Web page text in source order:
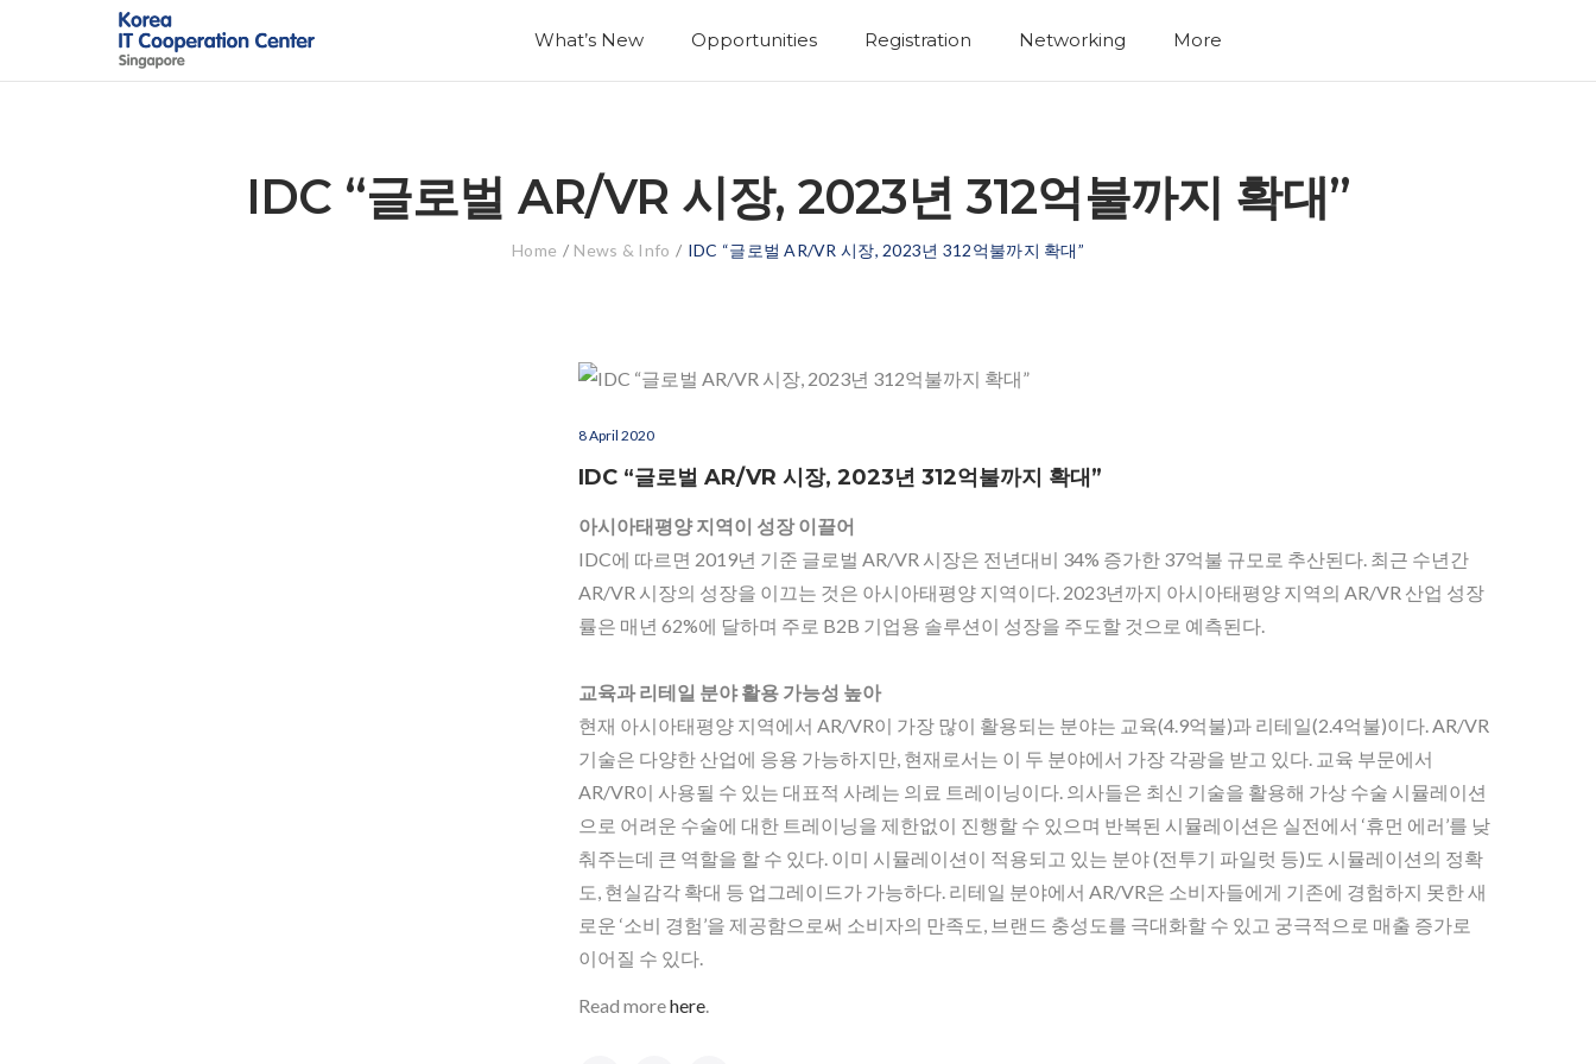
content
What’s New Opportunities Registration Networking More
IDC “글로벌 AR/VR 시장, 2023년 312억불까지 확대”
Home / News & Info / IDC “글로벌 AR/VR 시장, 2023년 312억불까지 확대”
8 April 2020
IDC “글로벌 AR/VR 시장, 2023년 312억불까지 확대”
아시아태평양 지역이 성장 이끌어
IDC에 따르면 2019년 기준 글로벌 AR/VR 시장은 전년대비 34% 증가한 37억불 규모로 추산된다. 최근 수년간
AR/VR 시장의 성장을 이끄는 것은 아시아태평양 지역이다. 2023년까지 아시아태평양 지역의 AR/VR 산업 성장
률은 매년 62%에 달하며 주로 B2B 기업용 솔루션이 성장을 주도할 것으로 예측된다.
교육과 리테일 분야 활용 가능성 높아
현재 아시아태평양 지역에서 AR/VR이 가장 많이 활용되는 분야는 교육(4.9억불)과 리테일(2.4억불)이다. AR/VR
기술은 다양한 산업에 응용 가능하지만, 현재로서는 이 두 분야에서 가장 각광을 받고 있다. 교육 부문에서
AR/VR이 사용될 수 있는 대표적 사례는 의료 트레이닝이다. 의사들은 최신 기술을 활용해 가상 수술 시뮬레이션
으로 어려운 수술에 대한 트레이닝을 제한없이 진행할 수 있으며 반복된 시뮬레이션은 실전에서 ‘휴먼 에러’를 낮
춰주는데 큰 역할을 할 수 있다. 이미 시뮬레이션이 적용되고 있는 분야 (전투기 파일럿 등)도 시뮬레이션의 정확
도, 현실감각 확대 등 업그레이드가 가능하다. 리테일 분야에서 AR/VR은 소비자들에게 기존에 경험하지 못한 새
로운 ‘소비 경험’을 제공함으로써 소비자의 만족도, 브랜드 충성도를 극대화할 수 있고 궁극적으로 매출 증가로
이어질 수 있다.
Read morehere.